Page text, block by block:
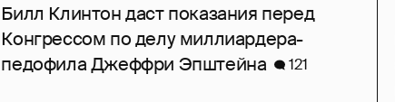
Билл Клинтон даст показания перед
Конгрессом по делу миллиардера-
педофила Джеффри Эпштейна
121